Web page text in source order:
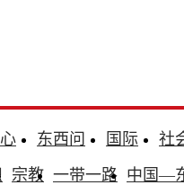
东西问 国际
社
宗教 一带一路 中国—